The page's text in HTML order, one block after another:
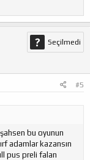
Seçilmedi
#5
bu oyunun
adamlar kazansın
pus preli falan